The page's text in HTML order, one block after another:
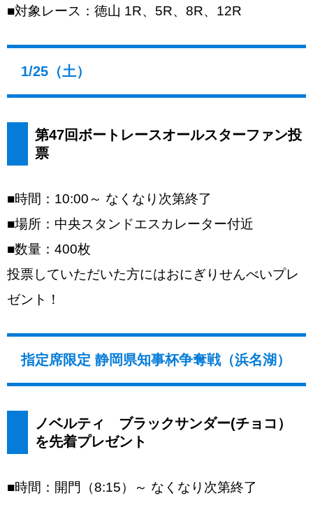
■対象レース：徳山 1R、5R、8R、12R
1/25（土）
第47回ボートレースオールスターファン投
票
■時間：10:00～ なくなり次第終了
■場所：中央スタンドエスカレーター付近
■数量：400枚
投票していただいた方にはおにぎりせんべいプレ
ゼント！
指定席限定 静岡県知事杯争奪戦（浜名湖）
ノベルティ ブラックサンダー(チョコ）
を先着プレゼント
■時間：開門（8:15）～ なくなり次第終了